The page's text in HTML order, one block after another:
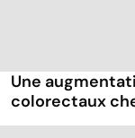
Une
colorectaux